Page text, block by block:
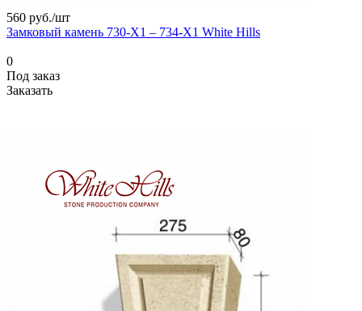
560 руб./шт
Замковый камень 730-Х1 – 734-Х1 White Hills
0
Под заказ
Заказать